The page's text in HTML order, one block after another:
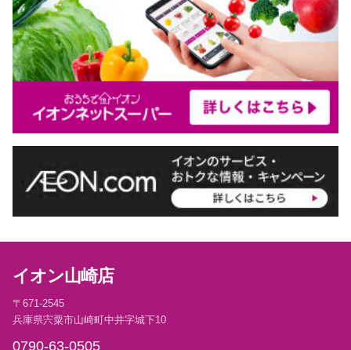
イオン山崎店
〒671-2545
兵庫県宍粟市山崎町中井字城下10
0790-63-0505